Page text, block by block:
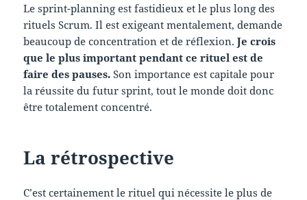
Le sprint-planning est fastidieux et le plus long des
rituels Scrum. Il est exigeant mentalement, demande
beaucoup de concentration et de réflexion.Je crois
que le plus important pendant ce rituel est de
faire des pauses. Son importance est capitale pour
la réussite du futur sprint, tout le monde doit donc
être totalement concentré.
La rétrospective
C’est certainement le rituel qui nécessite le plus de